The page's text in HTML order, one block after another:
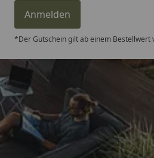
Anmelden
*Der Gutschein gilt ab einem Bestellwert
Trusted
4,81/